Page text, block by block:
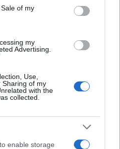
of my
my
Advertising.
Use,
Sharing of my
with the
collected.
enable storage
S
h
a
re
precedente
articolo